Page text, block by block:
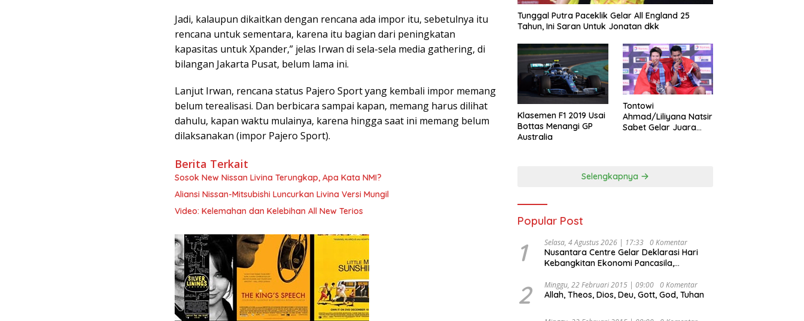
Jadi, kalaupun dikaitkan dengan rencana ada impor itu, sebetulnya itu
rencana untuk sementara, karena itu bagian dari peningkatan
kapasitas untuk Xpander,” jelas Irwan di sela-sela media gathering, di
bilangan Jakarta Pusat, belum lama ini.
Lanjut Irwan, rencana status Pajero Sport yang kembali impor memang
belum terealisasi. Dan berbicara sampai kapan, memang harus dilihat
dahulu, kapan waktu mulainya, karena hingga saat ini memang belum
dilaksanakan (impor Pajero Sport).
Berita Terkait
Sosok New Nissan Livina Terungkap, Apa Kata NMI?
Aliansi Nissan-Mitsubishi Luncurkan Livina Versi Mungil
Video: Kelemahan dan Kelebihan All New Terios
Tunggal Putra Paceklik Gelar All England 25
Tahun, Ini Saran Untuk Jonatan dkk
Klasemen F1 2019 Usai
Bottas Menangi GP
Australia
Tontowi
Ahmad/Liliyana Natsir
Sabet Gelar Juara
Selengkapnya
Popular Post
1 Selasa, 4 Agustus 2026 | 17:33 0 Komentar
Nusantara Centre Gelar Deklarasi Hari
Kebangkitan Ekonomi Pancasila,
Djojohadikusumo Anti Penjajahan
(Pergolakan Ekonomi Politik Indonesia) &
Undang Perekonomian Nasional dan
2 Minggu, 22 Februari 2015 | 09:00 0 Komentar
Allah, Theos, Dios, Deu, Gott, God, Tuhan